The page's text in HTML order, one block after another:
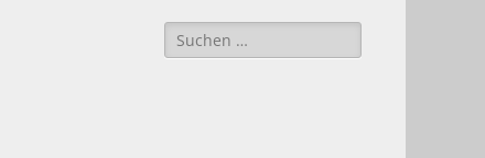
Suchen
nach: